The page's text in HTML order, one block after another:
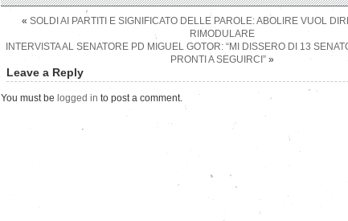
« SOLDI AI PARTITI E SIGNIFICATO DELLE PAROLE: ABOLIRE VUOL
RIMODULARE
INTERVISTA AL SENATORE PD MIGUEL GOTOR: “MI DISSERO DI 13
PRONTI A SEGUIRCI”»
Leave a Reply
You must be logged in to post a comment.